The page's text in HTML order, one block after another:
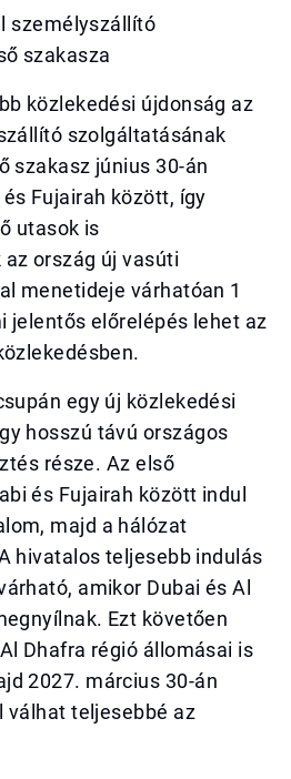
személyszállító
szakasza
közlekedési újdonság az
szolgáltatásának
szakasz június 30-án
Fujairah között, így
utasok is
ország új vasúti
menetideje várhatóan 1
jelentős előrelépés lehet az
egy új közlekedési
hosszú távú országos
része. Az első
és Fujairah között indul
majd a hálózat
hivatalos teljesebb indulás
amikor Dubai és Al
Ezt követően
Dhafra régió állomásai is
2027. március 30-án
válhat teljesebbé az